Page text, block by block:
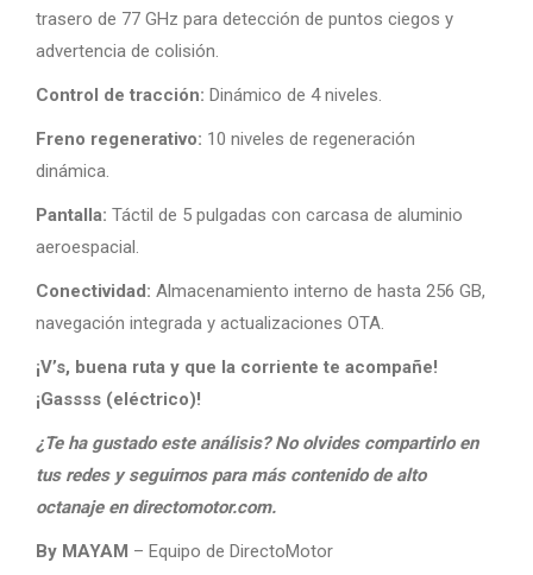
trasero de 77 GHz para detección de puntos ciegos y
advertencia de colisión.
Control de tracción: Dinámico de 4 niveles.
Freno regenerativo: 10 niveles de regeneración
dinámica.
Pantalla: Táctil de 5 pulgadas con carcasa de aluminio
aeroespacial.
Conectividad: Almacenamiento interno de hasta 256 GB,
navegación integrada y actualizaciones OTA.
¡V’s, buena ruta y que la corriente te acompañe!
¡Gassss (eléctrico)!
¿Te ha gustado este análisis? No olvides compartirlo en
tus redes y seguirnos para más contenido de alto
octanaje en directomotor.com.
By MAYAM – Equipo de DirectoMotor